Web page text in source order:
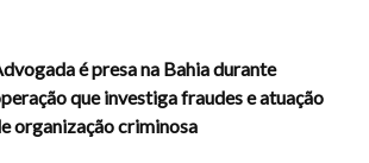
é presa na Bahia durante
que investiga fraudes e atuação
organização criminosa